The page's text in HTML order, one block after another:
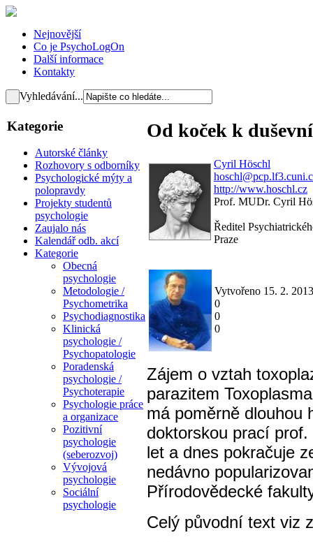
Nejnovější
Co je PsychoLogOn
Další informace
Kontakty
Vyhledávání...
Kategorie
Autorské články
Rozhovory s odborníky
Psychologické mýty a
polopravdy
Projekty studentů
psychologie
Zaujalo nás
Kalendář odb. akcí
Kategorie
Obecná
psychologie
Metodologie /
Psychometrika
Psychodiagnostika
Klinická
psychologie /
Psychopatologie
Poradenská
psychologie /
Psychoterapie
Psychologie práce
a organizace
Pozitivní
psychologie
(seberozvoj)
Vývojová
psychologie
Sociální
psychologie
Od koček k
Cyril Höschl
http://www.hoschl.cz
Prof. MUDr. Cyril
Ředitel
Praze
Vytvořeno 15. 2.
0
0
0
Zájem o vztah
parazitem
má poměrně dlouhou
doktorskou prací
let a dnes pokračuje
nedávno
Přírodovědecké
Celý původní text viz